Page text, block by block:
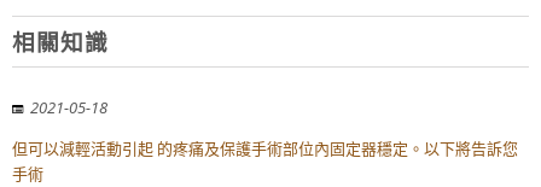
相關知識
2021-05-18
但可以減輕活動引起 的疼痛及保護手術部位內固定器穩定。以下將告訴您
手術